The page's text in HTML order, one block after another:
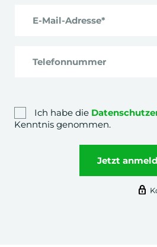
Nachhaltigkeit, Gesellschaft
International Management
Global Economics & Politics
Politische und ökonomische
Praxis-Projekt z.B. mit
Kristallwelten, Tegernseer
E-Mail-Adresse*
Telefonnummer
Ich habe die
Kenntnis genommen.
Jetzt